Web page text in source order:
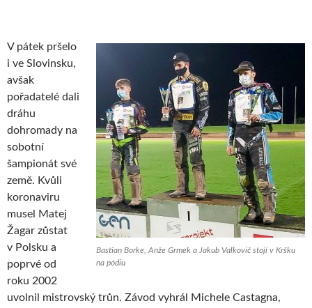
Bastian Borke, Anže Grmek a Jakub Valkovič stojí v Kršku
na pódiu
V pátek pršelo
i ve Slovinsku,
avšak
pořadatelé dali
dráhu
dohromady na
sobotní
šampionát své
země. Kvůli
koronaviru
musel Matej
Žagar zůstat
v Polsku a
poprvé od
roku 2002
uvolnil mistrovský trůn. Závod vyhrál Michele Castagna,